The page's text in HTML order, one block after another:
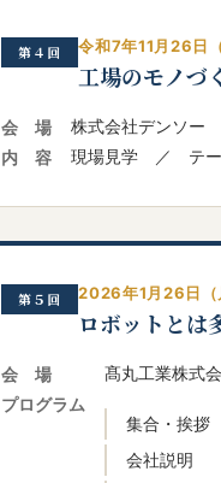
第４回 令和7年11月26
工場のモノづ
会 場
株式会社デンソー
内 容
現場見学 ／ テー
第５回 2026年1月26日
ロボットとは
会 場
髙丸工業株式
プログラム
集合・挨拶
会社説明